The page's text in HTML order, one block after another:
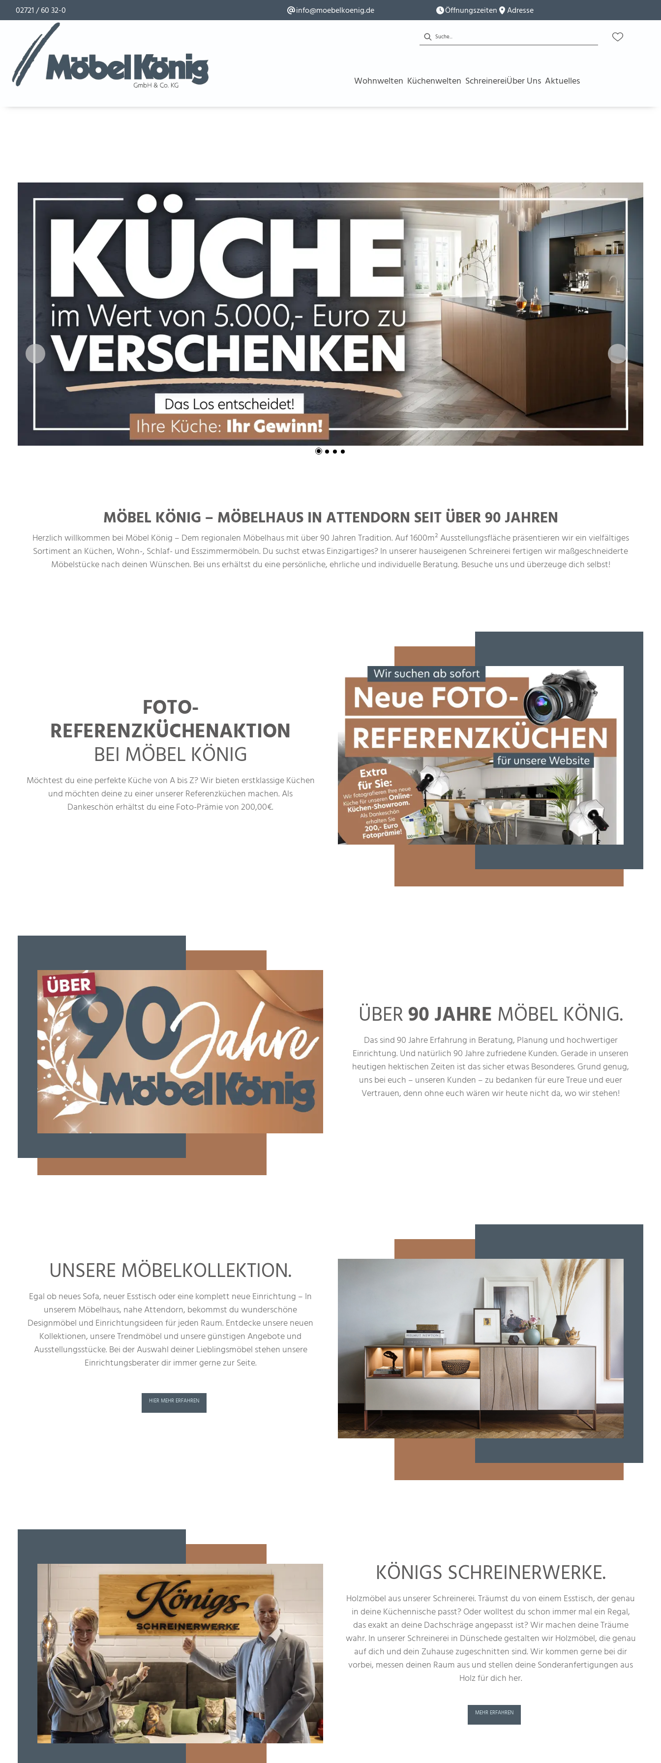
02721 / 60 32-0 info@moebelkoenig.de Öffnungszeiten Adresse
Wohnwelten Küchenwelten SchreinereiÜber Uns Aktuelles
MÖBEL KÖNIG – MÖBELHAUS IN ATTENDORN SEIT ÜBER 90 JAHREN
Herzlich willkommen bei Möbel König – Dem regionalen Möbelhaus mit über 90 Jahren Tradition. Auf 1600m² Ausstellungsfläche präsentieren wir ein vielfältiges
Sortiment an Küchen, Wohn-, Schlaf- und Esszimmermöbeln. Du suchst etwas Einzigartiges? In unserer hauseigenen Schreinerei fertigen wir maßgeschneiderte
Möbelstücke nach deinen Wünschen. Bei uns erhältst du eine persönliche, ehrliche und individuelle Beratung. Besuche uns und überzeuge dich selbst!
FOTO-
REFERENZKÜCHENAKTION
BEI MÖBEL KÖNIG
Möchtest du eine perfekte Küche von A bis Z? Wir bieten erstklassige Küchen
und möchten deine zu einer unserer Referenzküchen machen. Als
Dankeschön erhältst du eine Foto-Prämie von 200,00€.
ÜBER90 JAHRE MÖBEL KÖNIG.
Das sind 90 Jahre Erfahrung in Beratung, Planung und hochwertiger
Einrichtung. Und natürlich 90 Jahre zufriedene Kunden. Gerade in unseren
heutigen hektischen Zeiten ist das sicher etwas Besonderes. Grund genug,
uns bei euch – unseren Kunden – zu bedanken für eure Treue und euer
Vertrauen, denn ohne euch wären wir heute nicht da, wo wir stehen!
UNSERE MÖBELKOLLEKTION.
Egal ob neues Sofa, neuer Esstisch oder eine komplett neue Einrichtung – In
unserem Möbelhaus, nahe Attendorn, bekommst du wunderschöne
Designmöbel und Einrichtungsideen für jeden Raum. Entdecke unsere neuen
Kollektionen, unsere Trendmöbel und unsere günstigen Angebote und
Ausstellungsstücke. Bei der Auswahl deiner Lieblingsmöbel stehen unsere
Einrichtungsberater dir immer gerne zur Seite.
HIER MEHR ERFAHREN
KÖNIGS SCHREINERWERKE.
Holzmöbel aus unserer Schreinerei. Träumst du von einem Esstisch, der genau
in deine Küchennische passt? Oder wolltest du schon immer mal ein Regal,
das exakt an deine Dachschräge angepasst ist? Wir machen deine Träume
wahr. In unserer Schreinerei in Dünschede gestalten wir Holzmöbel, die genau
auf dich und dein Zuhause zugeschnitten sind. Wir kommen gerne bei dir
vorbei, messen deinen Raum aus und stellen deine Sonderanfertigungen aus
Holz für dich her.
MEHR ERFAHREN